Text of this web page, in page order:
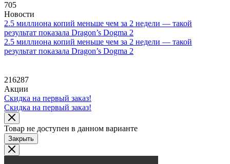
705
Новости
2.5 миллиона копий меньше чем за 2 недели — такой
результат показала Dragon’s Dogma 2
2.5 миллиона копий меньше чем за 2 недели — такой
результат показала Dragon’s Dogma 2
216287
Акции
Скидка на первый заказ!
Скидка на первый заказ!
Товар не доступен в данном варианте
Закрыть